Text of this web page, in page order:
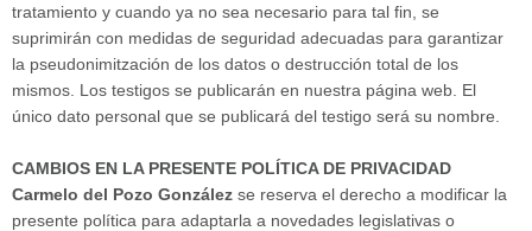
tratamiento y cuando ya no sea necesario para tal fin, se
suprimirán con medidas de seguridad adecuadas para garantizar
la pseudonimitzación de los datos o destrucción total de los
mismos. Los testigos se publicarán en nuestra página web. El
único dato personal que se publicará del testigo será su nombre.
CAMBIOS EN LA PRESENTE POLÍTICA DE PRIVACIDAD
Carmelo del Pozo González se reserva el derecho a modificar la
presente política para adaptarla a novedades legislativas o